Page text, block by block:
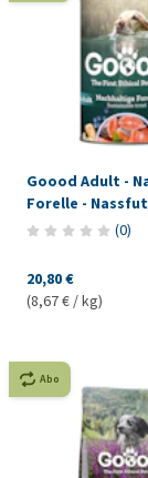
Goood Adult -
Forelle -
(0)
20,80 €
(8,67 € / kg)
Abo